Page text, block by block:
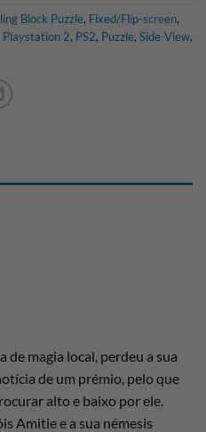
Block Puzzle, Fixed/Flip-screen,
Playstation 2, PS2, Puzzle, Side-View,
de magia local, perdeu a sua
de um prémio, pelo que
alto e baixo por ele.
Amitie e a sua némesis